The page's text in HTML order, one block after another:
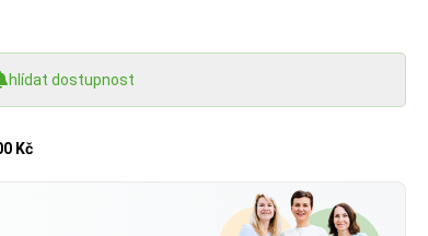
hlídat dostupnost
Kč